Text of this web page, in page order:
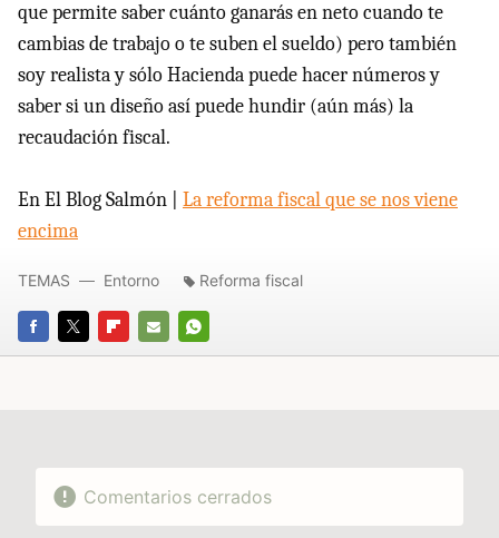
que permite saber cuánto ganarás en neto cuando te
cambias de trabajo o te suben el sueldo) pero también
soy realista y sólo Hacienda puede hacer números y
saber si un diseño así puede hundir (aún más) la
recaudación fiscal.
En El Blog Salmón | La reforma fiscal que se nos viene
encima
FACEBOOK
TWITTERFLIPBOARD
E-
WHATSAPP
TEMAS Entorno Reforma fiscal
Comentarios cerrados